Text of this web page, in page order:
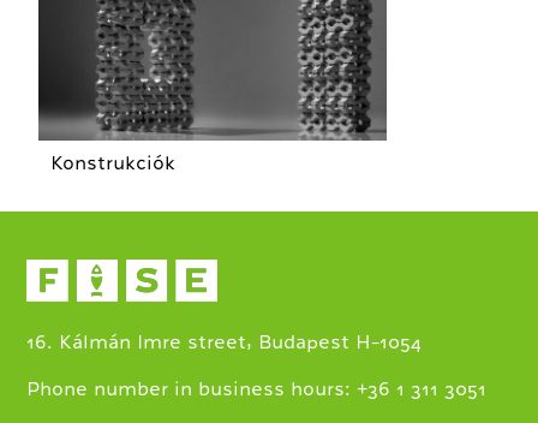
Konstrukciók
16. Kálmán Imre street, Budapest H-1054
Phone number in business hours:+36 1 311 3051